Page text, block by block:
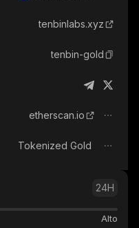
tenbinlabs.xyz
tenbin-gold
etherscan.io
Tokenized Gold
24H
Alto